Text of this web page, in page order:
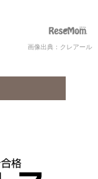
画像出典：クレアール